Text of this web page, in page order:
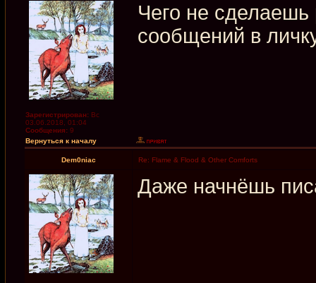
Зарегистрирован: Вс
03.06.2018, 01:04
Сообщения: 9
Чего не сделаешь
сообщений в
Вернуться к началу
Dem0niac Re: Flame & Flood & Other Comforts
Даже начнёшь